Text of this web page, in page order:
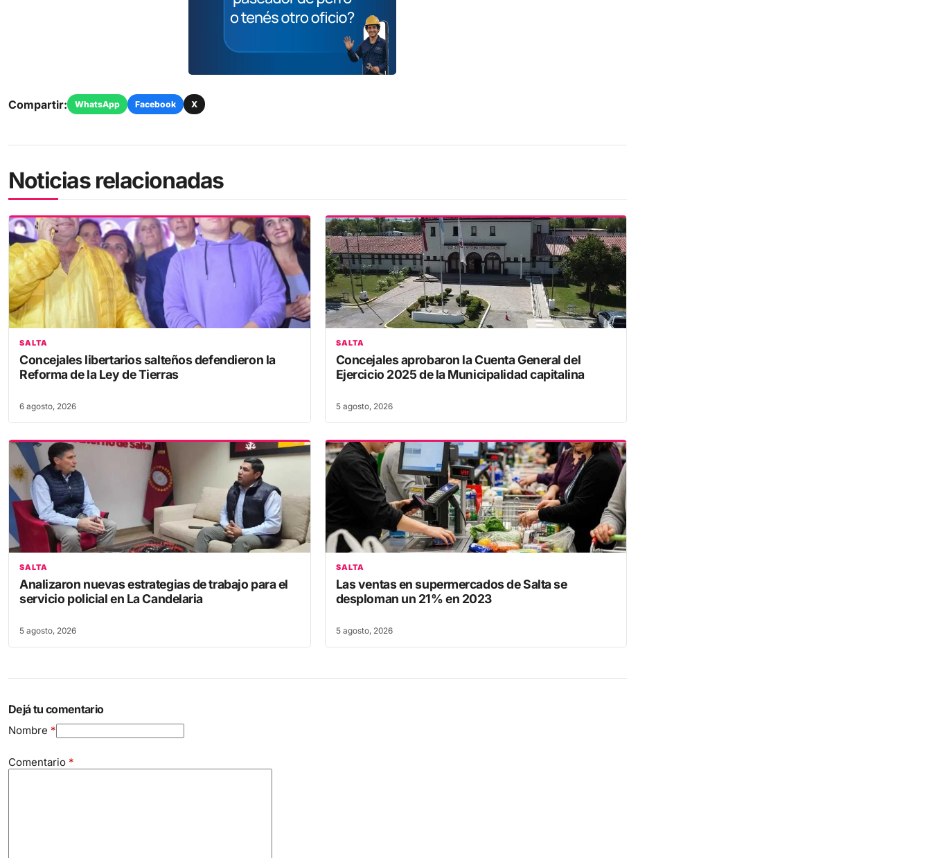
WhatsApp Facebook X
Noticias relacionadas
Concejales libertarios salteños defendieron la
Reforma de la Ley de Tierras
Concejales aprobaron la Cuenta General del
Ejercicio 2025 de la Municipalidad capitalina
Analizaron nuevas estrategias de trabajo para el
servicio policial en La Candelaria
Las ventas en supermercados de Salta se
desploman un 21% en 2023
Nombre